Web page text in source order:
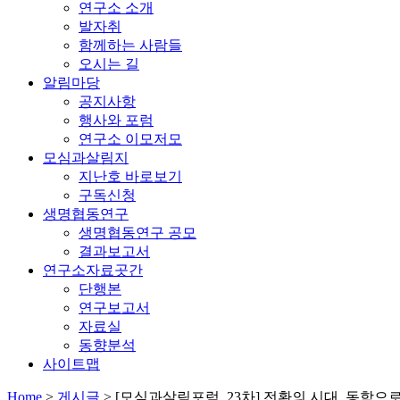
연구소 소개
발자취
함께하는 사람들
오시는 길
알림마당
공지사항
행사와 포럼
연구소 이모저모
모심과살림지
지난호 바로보기
구독신청
생명협동연구
생명협동연구 공모
결과보고서
연구소자료곳간
단행본
연구보고서
자료실
동향분석
사이트맵
Home > 게시글 > [모심과살림포럼_23차] 전환의 시대, 동학으